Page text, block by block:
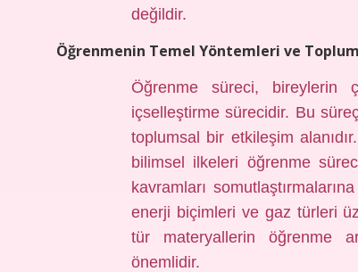
değildir.
Öğrenmenin Temel Yöntemleri ve
Öğrenme süreci, bireylerin
içselleştirme sürecidir. Bu
toplumsal bir etkileşim
bilimsel ilkeleri öğrenme
kavramları
enerji biçimleri ve gaz türleri
tür materyallerin öğrenme
önemlidir.